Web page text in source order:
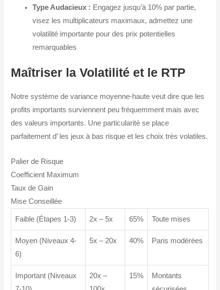
Type Audacieux : Engagez jusqu’à 10% par partie,
visez les multiplicateurs maximaux, admettez une
volatilité importante pour des prix potentielles
remarquables
Maîtriser la Volatilité et le RTP
Notre système de variance moyenne-haute veut dire que les
profits importants surviennent peu fréquemment mais avec
des valeurs importants. Une particularité se place
parfaitement d’ les jeux à bas risque et les choix très volatiles.
Palier de Risque
Coefficient Maximum
Taux de Gain
Mise Conseillée
Faible (Étapes 1-3) 2x – 5x 65% Toute mises
Moyen (Niveaux 4-
6)
5x – 20x 40% Paris modérées
Important (Niveaux
20x –
15%
Montants